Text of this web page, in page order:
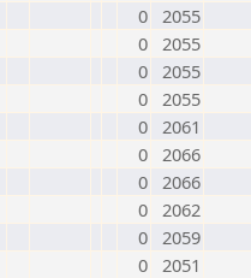
0 2055
0 2055
0 2055
0 2055
0 2061
0 2066
0 2066
0 2062
0 2059
0 2051